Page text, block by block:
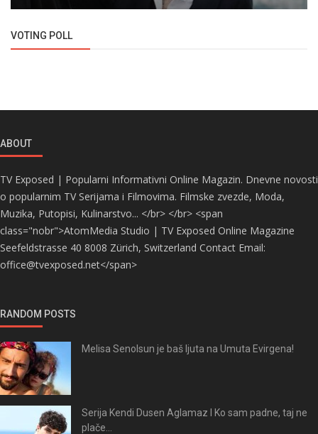
VOTING POLL
ABOUT
TV Exposed | Popularni Informativni Online Magazin. Dnevne novosti
o popularnim TV Serijama i Filmovima. Filmske zvezde, Moda,
Muzika, Putopisi, Kulinarstvo... </br> </br> <span
class="nobr">AtomMedia Studio | TV Exposed Online Magazine
Seefeldstrasse 40 8008 Zürich, Switzerland Contact Email:
office@tvexposed.net</span>
RANDOM POSTS
Melisa Senolsun je baš ljuta na Umuta Evirgena!
Serija Kendi Dusen Aglamaz I Ko sam padne, taj ne
plače...